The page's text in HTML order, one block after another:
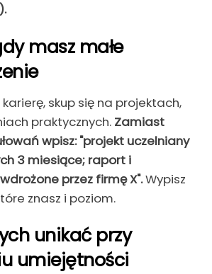
masz małe
skup się na projektach,
praktycznych. Zamiast
wpisz: "projekt uczelniany
3 miesiące; raport i
przez firmę X".Wypisz
znasz i poziom.
unikać przy
umiejętności